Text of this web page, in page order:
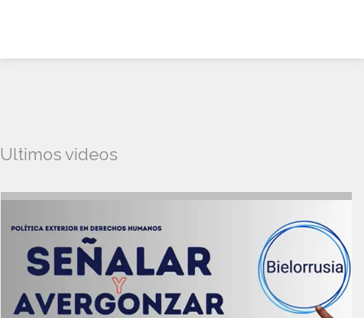
Ultimos videos